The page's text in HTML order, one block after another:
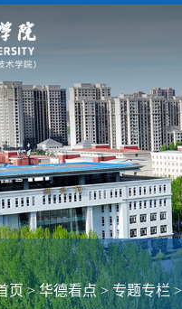
页>华德看点>专题专栏